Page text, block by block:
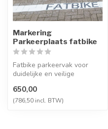
Markering
Parkeerplaats fatbike
Fatbike parkeervak voor
duidelijke en veilige
grondmark...
650,00
(786,50 incl. BTW)